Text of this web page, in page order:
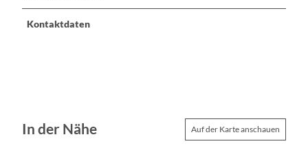
Kontaktdaten
In der Nähe Auf der Karte anschauen